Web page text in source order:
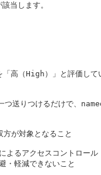
当します。
高（High）」と評価して
つ送りつけるだけで、
が対象となること
るアクセスコントロール
・軽減できないこと